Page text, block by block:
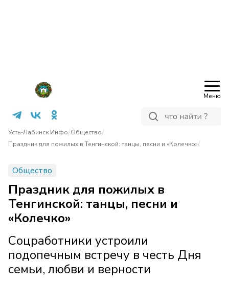
Меню
Усть-Лабинск Инфо/Общество/
Праздник для пожилых в Тенгинской: танцы, песни и «Колечко»/
Общество
Праздник для пожилых в
Тенгинской: танцы, песни и
«Колечко»
Соцработники устроили
подопечным встречу в честь Дня
семьи, любви и верности